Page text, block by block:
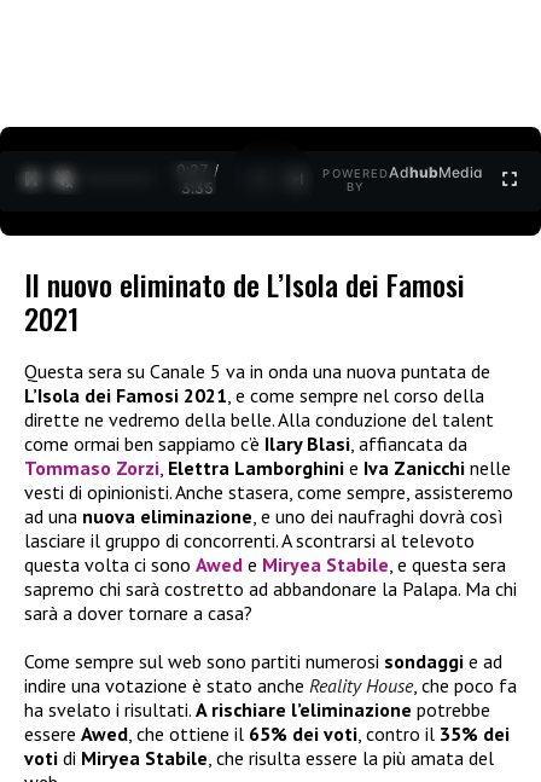
0:27 /
3:35
POWERED
BY
AdhubMedia
Il nuovo eliminato de L’Isola dei Famosi
2021
Questa sera su Canale 5 va in onda una nuova puntata de
L’Isola dei Famosi 2021, e come sempre nel corso della
dirette ne vedremo della belle. Alla conduzione del talent
come ormai ben sappiamo c’è Ilary Blasi, affiancata da
Tommaso Zorzi, Elettra Lamborghini e Iva Zanicchi nelle
vesti di opinionisti. Anche stasera, come sempre, assisteremo
ad una nuova eliminazione, e uno dei naufraghi dovrà così
lasciare il gruppo di concorrenti. A scontrarsi al televoto
questa volta ci sono Awed e Miryea Stabile, e questa sera
sapremo chi sarà costretto ad abbandonare la Palapa. Ma chi
sarà a dover tornare a casa?
Come sempre sul web sono partiti numerosi sondaggi e ad
indire una votazione è stato anche Reality House, che poco fa
ha svelato i risultati. A rischiare l’eliminazione potrebbe
essere Awed, che ottiene il 65% dei voti, contro il 35% dei
voti di Miryea Stabile, che risulta essere la più amata del